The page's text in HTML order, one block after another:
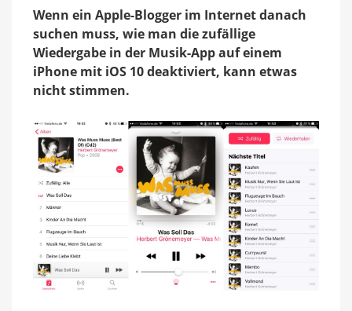
wird
die
zufällige
Wiedergabe
wieder
Wenn ein Apple-Blogger im Internet danach
suchen muss, wie man die zufällige
Wiedergabe in der Musik-App auf einem
iPhone mit iOS 10 deaktiviert, kann etwas
nicht stimmen.